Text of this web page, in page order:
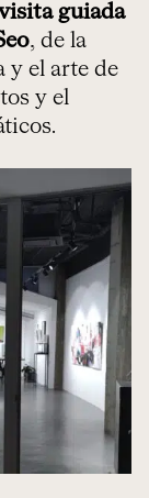
guiada
, de la
y el arte de
y el